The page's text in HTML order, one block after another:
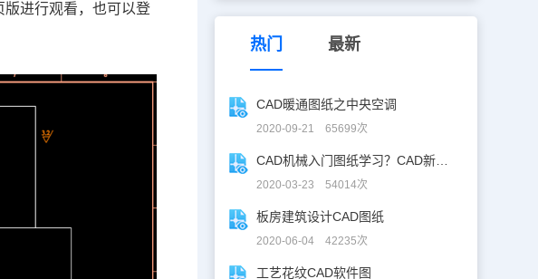
进行观看，也可以登
热门 最新
CAD暖通图纸之中央空调
2020-09-21 65699次
2020-03-23 54014次
板房建筑设计CAD图纸
2020-06-04 42235次
工艺花纹CAD软件图